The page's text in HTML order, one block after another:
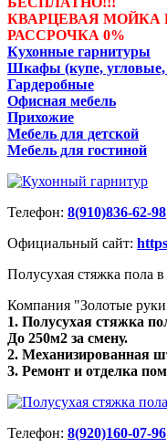
КВАРЦЕВАЯ МОЙКА
РАССРОЧКА 0%
Кухонные гарнитуры
Шкафы (купе,
Гардеробные
Офисная мебель
Прихожие
Мебель для детской
Мебель для гостиной
Телефон: 8(910)836-62-98
Официальный сайт:
Полусухая стяжка пола
Компания "Золотые
1. Полусухая стяжка
До 250м2 за смену.
2. Механизированная
3. Ремонт и отделка
Телефон: 8(920)160-07-96